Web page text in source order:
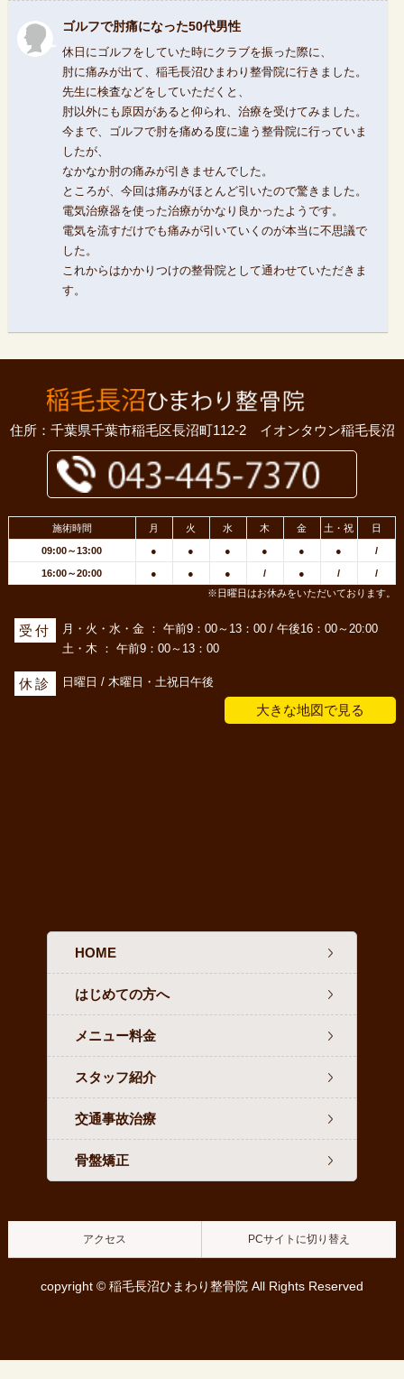
ゴルフで肘痛になった50代男性
休日にゴルフをしていた時にクラブを振った際に、
肘に痛みが出て、稲毛長沼ひまわり整骨院に行きました。
先生に検査などをしていただくと、
肘以外にも原因があると仰られ、治療を受けてみました。
今まで、ゴルフで肘を痛める度に違う整骨院に行っていま
したが、
なかなか肘の痛みが引きませんでした。
ところが、今回は痛みがほとんど引いたので驚きました。
電気治療器を使った治療がかなり良かったようです。
電気を流すだけでも痛みが引いていくのが本当に不思議で
した。
これからはかかりつけの整骨院として通わせていただきま
す。
住所：千葉県千葉市稲毛区長沼町112-2 イオンタウン稲毛長沼
施術時間 月 火 水 木 金 土・祝 日
09:00～13:00 ● ● ● ● ● ● /
16:00～20:00 ● ● ● / ● /
/
※日曜日はお休みをいただいております。
受付
月・火・水・金 ： 午前9：00～13：00 / 午後16：00～20:00
土・木 ： 午前9：00～13：00
休診 日曜日 / 木曜日・土祝日午後
大きな地図で見る
HOME
はじめての方へ
メニュー料金
スタッフ紹介
交通事故治療
骨盤矯正
アクセス PCサイトに切り替え
copyright © 稲毛長沼ひまわり整骨院 All Rights Reserved